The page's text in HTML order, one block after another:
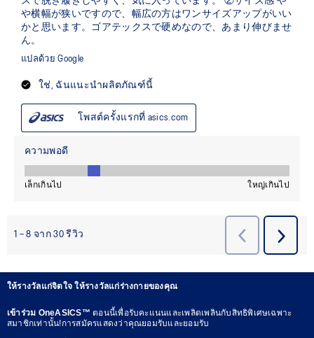
ให้รางวัลแก่จิตใจ ให้รางวัลแก่ร่างกายของคุณ
เข้าร่วม OneASICS™ตอนนี้เพื่อรับคะแนนและเพลิดเพลินกับสิทธิพิเศษเฉพาะ
สมาชิกเท่านั้น!การสมัครแสดงว่าคุณยอมรับและยอมรับ